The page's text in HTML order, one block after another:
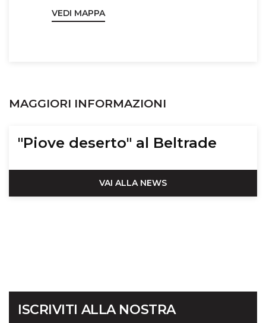
VEDI MAPPA
MAGGIORI INFORMAZIONI
"Piove deserto" al Beltrade
VAI ALLA NEWS
ISCRIVITI ALLA NOSTRA